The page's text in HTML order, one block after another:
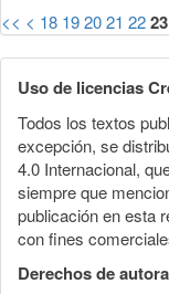
<< < 18 192021 2223
Uso de licencias
Todos los textos
excepción, se
4.0 Internacional,
siempre que
publicación en esta
con fines
Derechos de